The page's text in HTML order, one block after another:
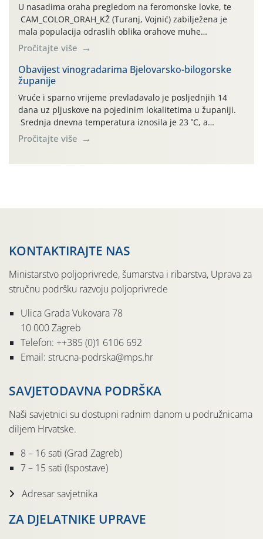
U nasadima oraha pregledom na feromonske lovke, te
CAM_COLOR_ORAH_KŽ (Turanj, Vojnić) zabilježena je
mala populacija odraslih oblika orahove muhe
(Rhagoletis completa). Niska brojnost može se objasniti
činjenicom da je riječ o mladim nasadima s vrlo malim
urodom, što je povezano i s manjim brojem prezimjelih
jedinki. U starijim nasadima, na žutim ljepljivim Rebell
pločama s […]
Pročitajte više
Obavijest vinogradarima Bjelovarsko-bilogorske
županije
Vruće i sparno vrijeme prevladavalo je posljednjih 14
dana uz pljuskove na pojedinim lokalitetima u županiji.
Srednja dnevna temperatura iznosila je 23 ˚C, a
maksimalne su posljednjih dana dosezale do 35 ˚C.
Simptome plamenjače vinove loze (Plasmoparas
Pročitajte više
KONTAKTIRAJTE NAS
Ministarstvo poljoprivrede, šumarstva i ribarstva, Uprava za
stručnu podršku razvoju poljoprivrede
Ulica Grada Vukovara 78
10 000 Zagreb
Telefon: ++385 (0)1 6106 692
Email: strucna-podrska@mps.hr
SAVJETODAVNA PODRŠKA
Naši savjetnici su dostupni radnim danom u podružnicama
diljem Hrvatske.
8 – 16 sati (Grad Zagreb)
7 – 15 sati (Ispostave)
Adresar savjetnika
ZA DJELATNIKE UPRAVE